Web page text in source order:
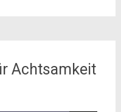
Achtsamkeit